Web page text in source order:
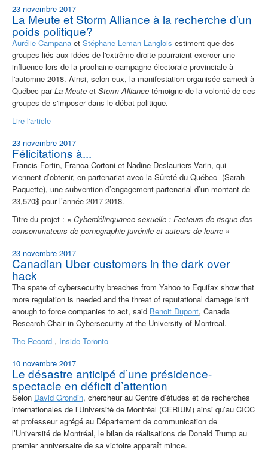
23 novembre 2017
La Meute et Storm Alliance à la recherche d’un
poids politique?
Aurélie Campana et Stéphane Leman-Langlois estiment que des
groupes liés aux idées de l'extrême droite pourraient exercer une
influence lors de la prochaine campagne électorale provinciale à
l'automne 2018. Ainsi, selon eux, la manifestation organisée samedi à
Québec parLa Meute et Storm Alliance témoigne de la volonté de ces
groupes de s'imposer dans le débat politique.
Lire l'article
23 novembre 2017
Félicitations à...
Francis Fortin, Franca Cortoni et Nadine Deslauriers-Varin, qui
viennent d’obtenir, en partenariat avec la Sûreté du Québec (Sarah
Paquette), une subvention d’engagement partenarial d’un montant de
23,570$ pour l’année 2017-2018.
Titre du projet : « Cyberdélinquance sexuelle : Facteurs de risque des
consommateurs de pornographie juvénile et auteurs de leurre »
23 novembre 2017
Canadian Uber customers in the dark over
hack
The spate of cybersecurity breaches from Yahoo to Equifax show that
more regulation is needed and the threat of reputational damage isn't
enough to force companies to act, said Benoit Dupont, Canada
Research Chair in Cybersecurity at the University of Montreal.
The Record , Inside Toronto
10 novembre 2017
Le désastre anticipé d’une présidence-
spectacle en déficit d’attention
Selon David Grondin, chercheur au Centre d’études et de recherches
internationales de l’Université de Montréal (CERIUM) ainsi qu’au CICC
et professeur agrégé au Département de communication de
l’Université de Montréal, le bilan de réalisations de Donald Trump au
premier anniversaire de sa victoire apparaît mince.